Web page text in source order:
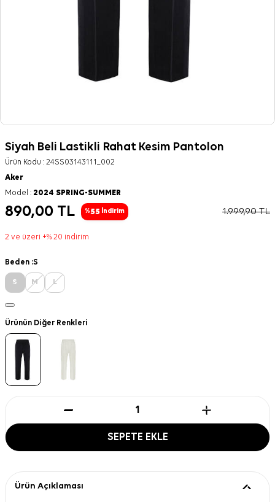
Siyah Beli Lastikli Rahat Kesim Pantolon
Ürün Kodu : 24SS03143111_002
Aker
Model : 2024 SPRING-SUMMER
890,00 TL %55 İndirim 1.999,90TL
2 ve üzeri +% 20 indirim
Beden :S
S M L
Ürünün Diğer Renkleri
SEPETE EKLE
Ürün Açıklaması